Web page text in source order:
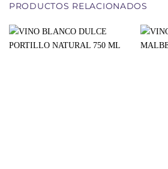
PRODUCTOS RELACIONADOS